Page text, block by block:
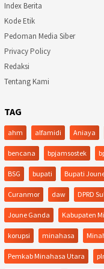
Index Berita
Kode Etik
Pedoman Media Siber
Privacy Policy
Redaksi
Tentang Kami
TAG
ahm alfamidi Aniaya
bencana bpjamsostek
BSG bupati Bupati
Curanmor daw DPRD
Joune Ganda Kabupaten
korupsi minahasa
Pemkab Minahasa Utara